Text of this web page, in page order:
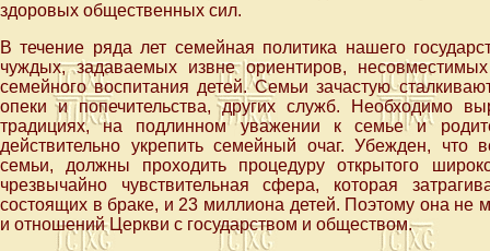
здоровых общественных сил.
В течение ряда лет семейная политика нашего
чуждых, задаваемых извне ориентиров,
семейного воспитания детей. Семьи зачастую
опеки и попечительства, других служб. Необходимо
традициях, на подлинном уважении к семье и
действительно укрепить семейный очаг. Убежден, что
семьи, должны проходить процедуру открытого
чрезвычайно чувствительная сфера, которая
состоящих в браке, и 23 миллиона детей. Поэтому она не
и отношений Церкви с государством и обществом.